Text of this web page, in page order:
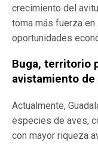
crecimiento del
toma más fuerza
oportunidades
Buga, territorio
avistamiento de
Actualmente,
especies de aves,
con mayor riqueza